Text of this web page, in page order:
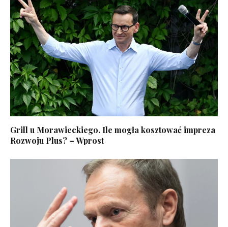
Grill u Morawieckiego. Ile mogła kosztować impreza
Rozwoju Plus? – Wprost